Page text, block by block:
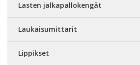
Lasten jalkapallokengät
Laukaisumittarit
Lippikset